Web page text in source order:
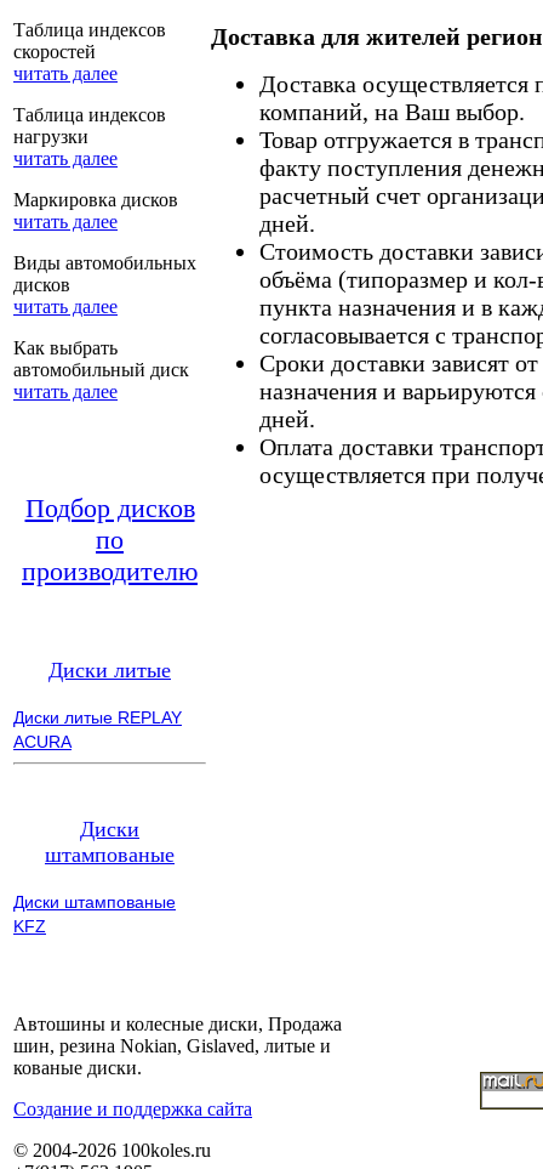
Таблица индексов
скоростей
читать далее
Таблица индексов
нагрузки
читать далее
Маркировка дисков
читать далее
Виды автомобильных
дисков
читать далее
Как выбрать
автомобильный диск
читать далее
Подбор дисков
по
производителю
Диски литые
Диски литые REPLAY
ACURA
Диски
штампованые
Диски штампованые
KFZ
Доставка для жителей
Доставка
компаний, на Ваш выбор.
Товар отгружается в
факту поступления
расчетный счет
дней.
Стоимость доставки
объёма (типоразмер и кол-
пункта назначения и в
согласовывается с
Сроки доставки зависят
назначения и
дней.
Оплата доставки
осуществляется при
Автошины и колесные диски, Продажа
шин, резина Nokian, Gislaved, литые и
кованые диски.
Cоздание и поддержка сайта
© 2004-2026 100koles.ru